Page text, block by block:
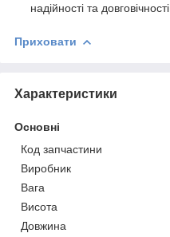
надійності та довговічності
Приховати
Характеристики
Основні
Код запчастини
Виробник
Вага
Висота
Довжина